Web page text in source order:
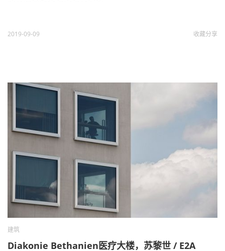
2019-09-09 收藏分享
建筑
Diakonie Bethanien医疗大楼，苏黎世 / E2A